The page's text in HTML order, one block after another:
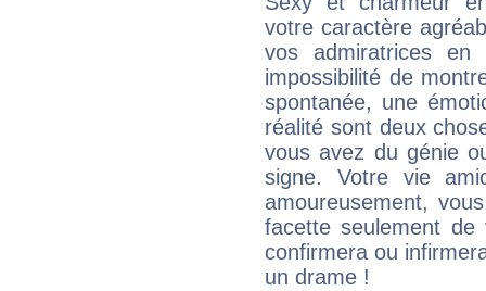
votre caractère
vos admiratrices
impossibilité de
spontanée, une
réalité sont deux
vous avez du génie
signe. Votre vie
amoureusement,
facette seulement
confirmera ou
un drame !